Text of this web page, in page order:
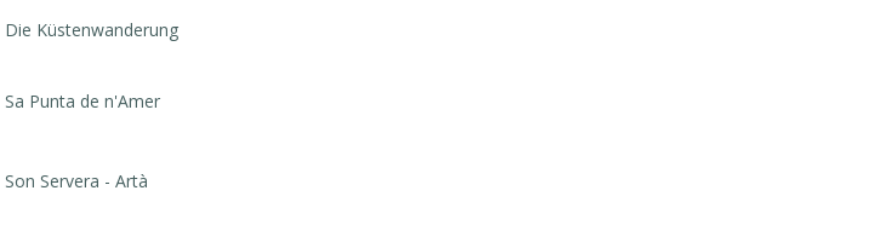
Die Küstenwanderung
Sa Punta de n'Amer
Son Servera - Artà